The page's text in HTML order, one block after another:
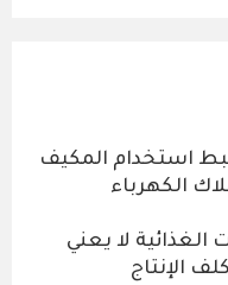
استخدام المكيف
الغذائية لا يعني
الإنتاج